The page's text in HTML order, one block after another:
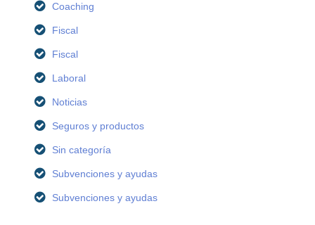
Coaching
Fiscal
Fiscal
Laboral
Noticias
Seguros y productos
Sin categoría
Subvenciones y ayudas
Subvenciones y ayudas